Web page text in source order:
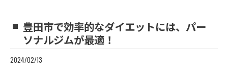
豊田市で効率的なダイエットには、パー
ソナルジムが最適！
2024/02/13